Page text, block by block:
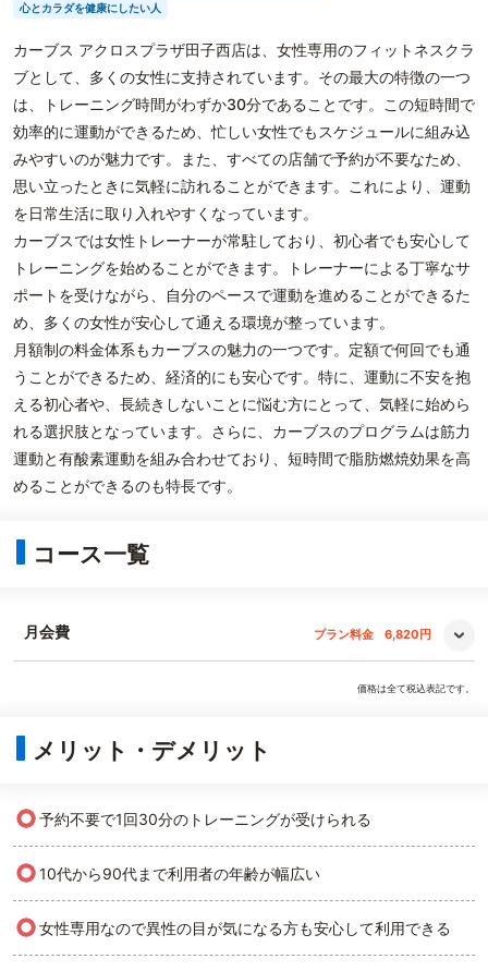
心とカラダを健康にしたい人
カーブス アクロスプラザ田子西店は、女性専用のフィットネスクラ
ブとして、多くの女性に支持されています。その最大の特徴の一つ
は、トレーニング時間がわずか30分であることです。この短時間で
効率的に運動ができるため、忙しい女性でもスケジュールに組み込
みやすいのが魅力です。また、すべての店舗で予約が不要なため、
思い立ったときに気軽に訪れることができます。これにより、運動
を日常生活に取り入れやすくなっています。
カーブスでは女性トレーナーが常駐しており、初心者でも安心して
トレーニングを始めることができます。トレーナーによる丁寧なサ
ポートを受けながら、自分のペースで運動を進めることができるた
め、多くの女性が安心して通える環境が整っています。
月額制の料金体系もカーブスの魅力の一つです。定額で何回でも通
うことができるため、経済的にも安心です。特に、運動に不安を抱
える初心者や、長続きしないことに悩む方にとって、気軽に始めら
れる選択肢となっています。さらに、カーブスのプログラムは筋力
運動と有酸素運動を組み合わせており、短時間で脂肪燃焼効果を高
めることができるのも特長です。
コース一覧
月会費 プラン料金 6,820円
価格は全て税込表記です。
メリット・デメリット
○予約不要で1回30分のトレーニングが受けられる
○10代から90代まで利用者の年齢が幅広い
○女性専用なので異性の目が気になる方も安心して利用できる